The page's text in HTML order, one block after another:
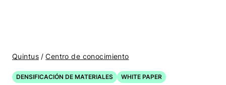
Quintus / Centro de conocimiento
DENSIFICACIÓN DE MATERIALES WHITE PAPER